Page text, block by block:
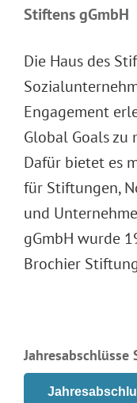
Stiftens gGmbH
Die Haus des
Engagement
Global Goals
Dafür bietet es
für Stiftungen,
und
gGmbH wurde
Brochier
Seitenspalte